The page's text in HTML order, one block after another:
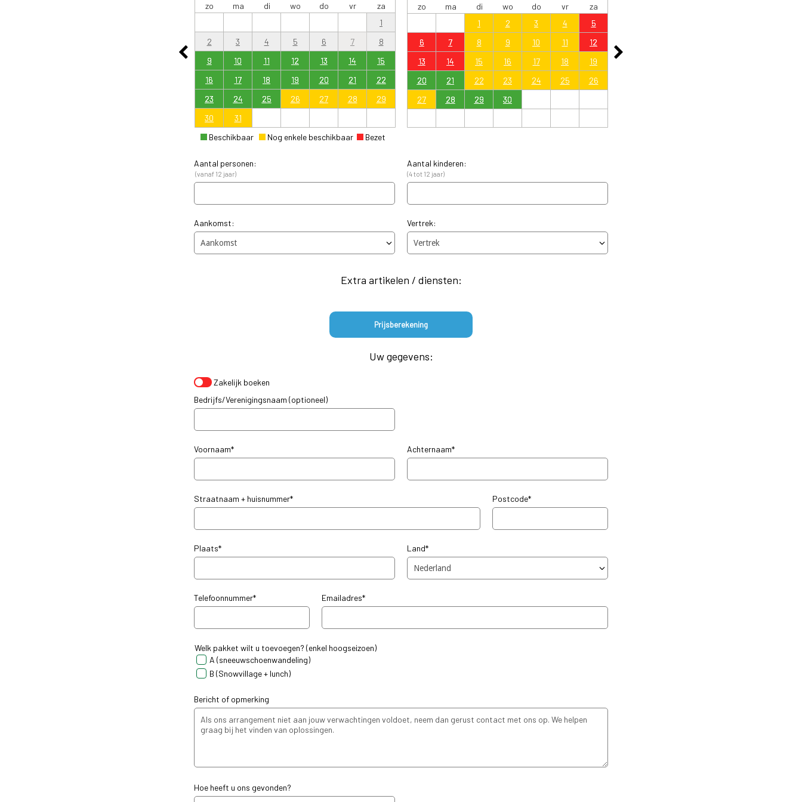
zo ma di wo do vr
za
1
2
3 4 5 6 7
8
9
10 11 12 13 14
15
16
17 18 19 20 21
22
23
24 25 26 27 28
29
30
31
zo ma di wo do vr
za
1
2 3 4
5
6
7 8 9 10 11
12
13
14 15 16 17 18
19
20
21 22 23 24 25
26
27
28 29 30
Beschikbaar Nog enkele beschikbaar Bezet
Aantal personen:
(vanaf 12 jaar)
Aantal kinderen:
(4 tot 12 jaar)
Aankomst: Vertrek:
Extra artikelen / diensten:
Uw gegevens:
Zakelijk boeken
Bedrijfs/Verenigingsnaam (optioneel)
Voornaam* Achternaam*
Straatnaam + huisnummer* Postcode*
Plaats* Land*
Telefoonnummer* Emailadres*
Welk pakket wilt u toevoegen? (enkel hoogseizoen)
A (sneeuwschoenwandeling)
B (Snowvillage + lunch)
Bericht of opmerking
Hoe heeft u ons gevonden?